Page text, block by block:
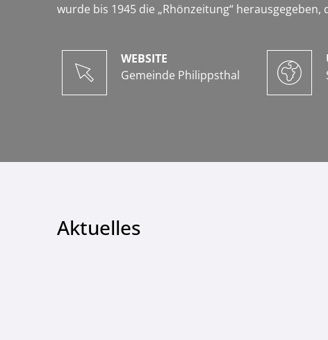
wurde bis 1945 die „Rhönzeitung“
WEBSITE
Gemeinde Philippsthal
Aktuelles